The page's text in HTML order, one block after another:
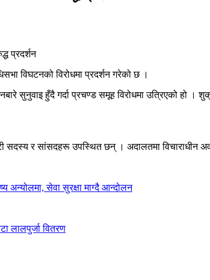
विघटनको विरोधमा प्रदर्शन गरेको छ ।
सुनुवाइ हुँदै गर्दा प्रचण्ड समूह विरोधमा उत्रिएको हो ।
सदस्य र सांसदहरू उपस्थित छन् । अदालतमा विचाराधीन
अन्योलमा, सेवा सुरक्षा माग्दै आन्दोलन
लालपुर्जा वितरण